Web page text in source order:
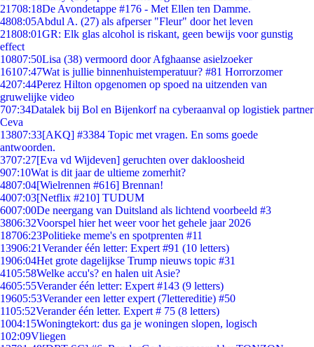
21708:18De Avondetappe #176 - Met Ellen ten Damme.
4808:05Abdul A. (27) als afperser "Fleur" door het leven
21808:01GR: Elk glas alcohol is riskant, geen bewijs voor gunstig
effect
10807:50Lisa (38) vermoord door Afghaanse asielzoeker
16107:47Wat is jullie binnenhuistemperatuur? #81 Horrorzomer
4207:44Perez Hilton opgenomen op spoed na uitzenden van
gruwelijke video
707:34Datalek bij Bol en Bijenkorf na cyberaanval op logistiek partner
Ceva
13807:33[AKQ] #3384 Topic met vragen. En soms goede
antwoorden.
3707:27[Eva vd Wijdeven] geruchten over dakloosheid
907:10Wat is dit jaar de ultieme zomerhit?
4807:04[Wielrennen #616] Brennan!
4007:03[Netflix #210] TUDUM
6007:00De neergang van Duitsland als lichtend voorbeeld #3
3806:32Voorspel hier het weer voor het gehele jaar 2026
18706:23Politieke meme's en spotprenten #11
13906:21Verander één letter: Expert #91 (10 letters)
1906:04Het grote dagelijkse Trump nieuws topic #31
4105:58Welke accu's? en halen uit Asie?
4605:55Verander één letter: Expert #143 (9 letters)
19605:53Verander een letter expert (7lettereditie) #50
1105:52Verander één letter. Expert # 75 (8 letters)
1004:15Woningtekort: dus ga je woningen slopen, logisch
102:09Vliegen